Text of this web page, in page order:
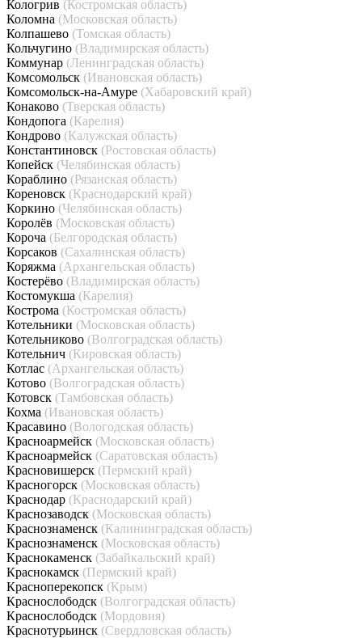
Кологрив (Костромская область)
Коломна (Московская область)
Колпашево (Томская область)
Кольчугино (Владимирская область)
Коммунар (Ленинградская область)
Комсомольск (Ивановская область)
Комсомольск-на-Амуре (Хабаровский край)
Конаково (Тверская область)
Кондопога (Карелия)
Кондрово (Калужская область)
Константиновск (Ростовская область)
Копейск (Челябинская область)
Кораблино (Рязанская область)
Кореновск (Краснодарский край)
Коркино (Челябинская область)
Королёв (Московская область)
Короча (Белгородская область)
Корсаков (Сахалинская область)
Коряжма (Архангельская область)
Костерёво (Владимирская область)
Костомукша (Карелия)
Кострома (Костромская область)
Котельники (Московская область)
Котельниково (Волгоградская область)
Котельнич (Кировская область)
Котлас (Архангельская область)
Котово (Волгоградская область)
Котовск (Тамбовская область)
Кохма (Ивановская область)
Красавино (Вологодская область)
Красноармейск (Московская область)
Красноармейск (Саратовская область)
Красновишерск (Пермский край)
Красногорск (Московская область)
Краснодар (Краснодарский край)
Краснозаводск (Московская область)
Краснознаменск (Калининградская область)
Краснознаменск (Московская область)
Краснокаменск (Забайкальский край)
Краснокамск (Пермский край)
Красноперекопск (Крым)
Краснослободск (Волгоградская область)
Краснослободск (Мордовия)
Краснотурьинск (Свердловская область)